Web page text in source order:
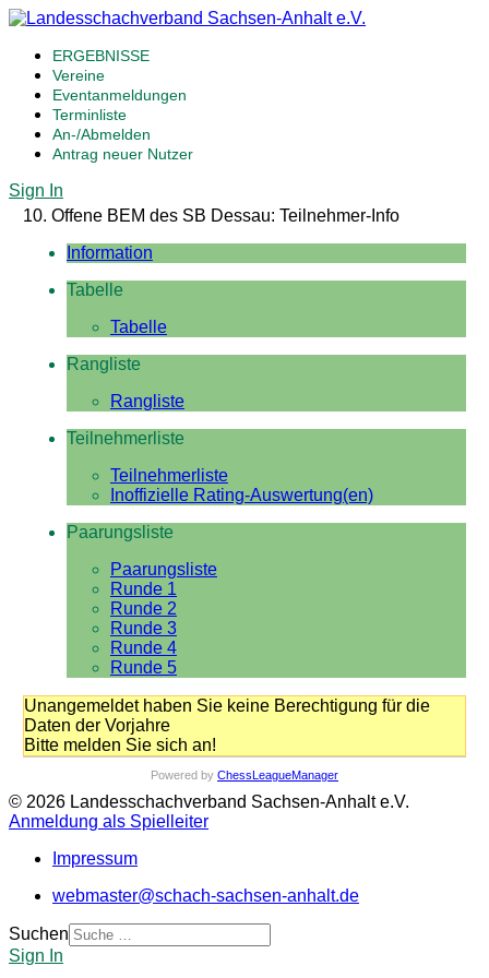
ERGEBNISSE
Vereine
Eventanmeldungen
Terminliste
An-/Abmelden
Antrag neuer Nutzer
Sign In
10. Offene BEM des SB Dessau: Teilnehmer-Info
Information
Tabelle
Tabelle
Rangliste
Rangliste
Teilnehmerliste
Teilnehmerliste
Inoffizielle Rating-Auswertung(en)
Paarungsliste
Paarungsliste
Runde 1
Runde 2
Runde 3
Runde 4
Runde 5
Unangemeldet haben Sie keine Berechtigung für die
Daten der Vorjahre
Bitte melden Sie sich an!
Powered by ChessLeagueManager
© 2026 Landesschachverband Sachsen-Anhalt e.V.
Anmeldung als Spielleiter
Impressum
webmaster@schach-sachsen-anhalt.de
Suchen
Sign In